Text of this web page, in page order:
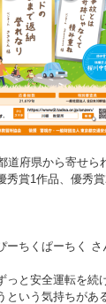
道府県から寄せら
秀賞1作品、優秀
ーちくぱーちく さ
っと安全運転を続
という気持ちがあ